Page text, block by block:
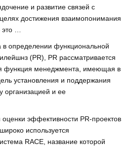
и развитие связей с
достижения взаимопонимания
…
определении функциональной
(РR), РR рассматривается
функция менеджмента, имеющая в
установления и поддержания
организацией и ее
эффективности РR-проектов
используется
RACE, название которой